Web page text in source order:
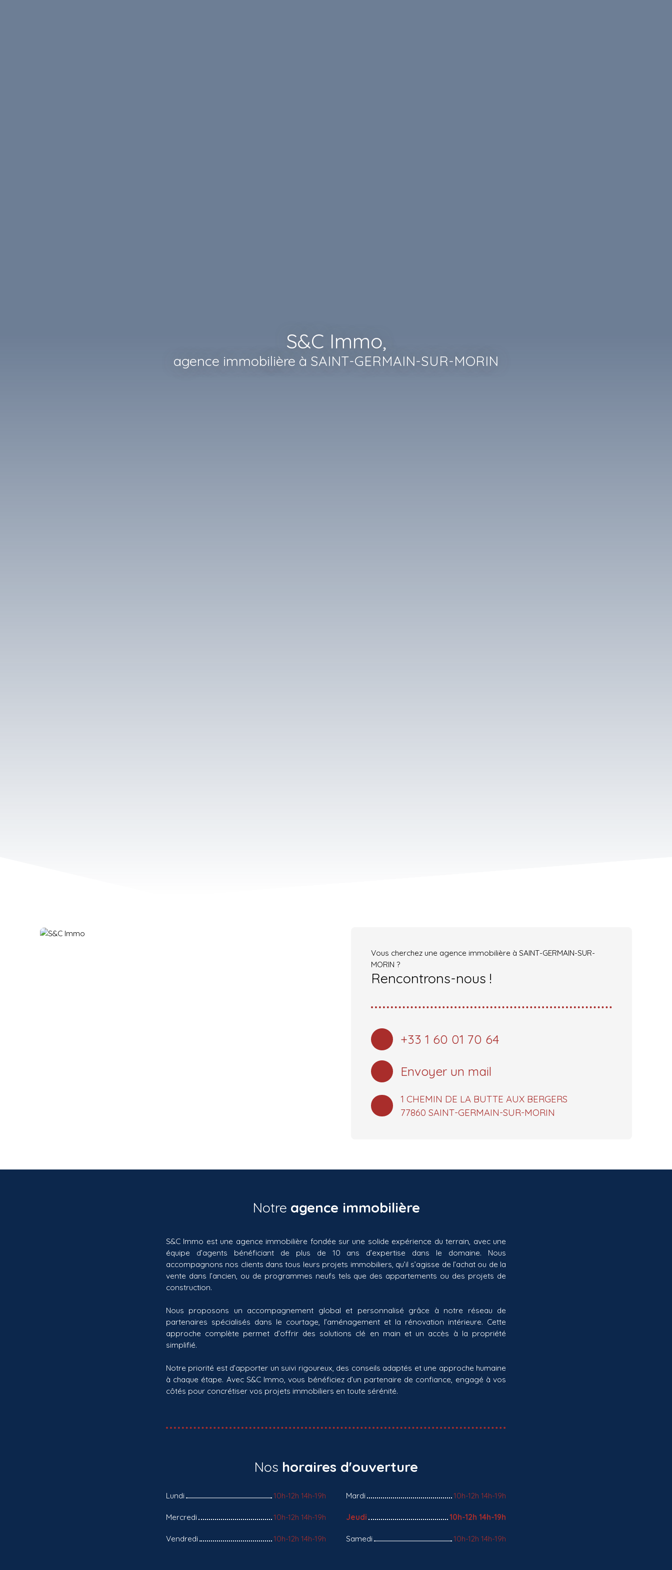
S&C Immo,
agence immobilière à SAINT-GERMAIN-SUR-MORIN
Vous cherchez une agence immobilière à SAINT-GERMAIN-SUR-
MORIN ?
Rencontrons-nous !
+33 1 60 01 70 64
Envoyer un mail
1 CHEMIN DE LA BUTTE AUX BERGERS
77860 SAINT-GERMAIN-SUR-MORIN
Notre agence immobilière
S&C Immo est une agence immobilière fondée sur une solide expérience du terrain, avec une
équipe d’agents bénéficiant de plus de 10 ans d’expertise dans le domaine. Nous
accompagnons nos clients dans tous leurs projets immobiliers, qu’il s’agisse de l’achat ou de la
vente dans l’ancien, ou de programmes neufs tels que des appartements ou des projets de
construction.
Nous proposons un accompagnement global et personnalisé grâce à notre réseau de
partenaires spécialisés dans le courtage, l’aménagement et la rénovation intérieure. Cette
approche complète permet d’offrir des solutions clé en main et un accès à la propriété
simplifié.
Notre priorité est d’apporter un suivi rigoureux, des conseils adaptés et une approche humaine
à chaque étape. Avec S&C Immo, vous bénéficiez d’un partenaire de confiance, engagé à vos
côtés pour concrétiser vos projets immobiliers en toute sérénité.
Nos horaires d'ouverture
Lundi 10h-12h 14h-19h Mardi 10h-12h 14h-19h
Mercredi 10h-12h 14h-19h Jeudi 10h-12h 14h-19h
Vendredi 10h-12h 14h-19h Samedi 10h-12h 14h-19h